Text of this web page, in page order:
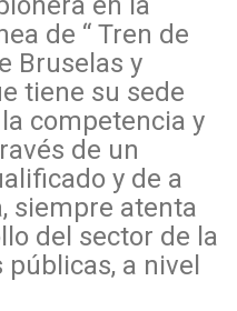
de “ Tren de
Bruselas y
tiene su sede
competencia y
de un
y de a
siempre atenta
del sector de la
a nivel